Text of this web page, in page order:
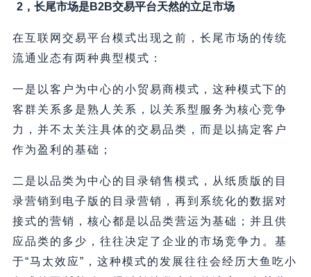
2，长尾市场是B2B交易平台天然的立足市场
在互联网交易平台模式出现之前，长尾市场的传统
流通业态有两种典型模式：
一是以客户为中心的小贸易商模式，这种模式下的
客群关系多是熟人关系，以关系型服务为核心竞争
力，并不太关注具体的交易品类，而是以搞定客户
作为盈利的基础；
二是以品类为中心的目录销售模式，从纸质版的目
录营销到电子版的目录营销，再到系统化的数据对
接式的营销，核心都是以品类营运为基础；并且供
应品类的多少，往往决定了企业的市场竞争力。基
于“马太效应”，这种模式的发展往往会经历大鱼吃小